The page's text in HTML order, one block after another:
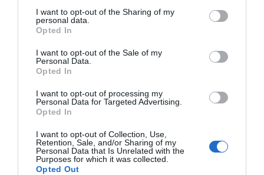
I want to opt-out of the Sharing of my
personal data.
Opted In
I want to opt-out of the Sale of my
Personal Data.
Opted In
I want to opt-out of processing my
Personal Data for Targeted Advertising.
Opted In
I want to opt-out of Collection, Use,
Retention, Sale, and/or Sharing of my
Personal Data that Is Unrelated with the
Purposes for which it was collected.
Opted Out
adecuada y objetiva posible en base a la oferta y
necesidades de la farmacia. Una vez tomada la decisión,
detalles y firmar el contrato; también deberemos dar
respuesta al resto de candidatos para informarles que el
Formación y adaptación
Todo nuevo empleado deberá contar con un periodo de
formación en el que se deberá hacer un seguimiento del
proceso de adaptación del trabajador con las tareas